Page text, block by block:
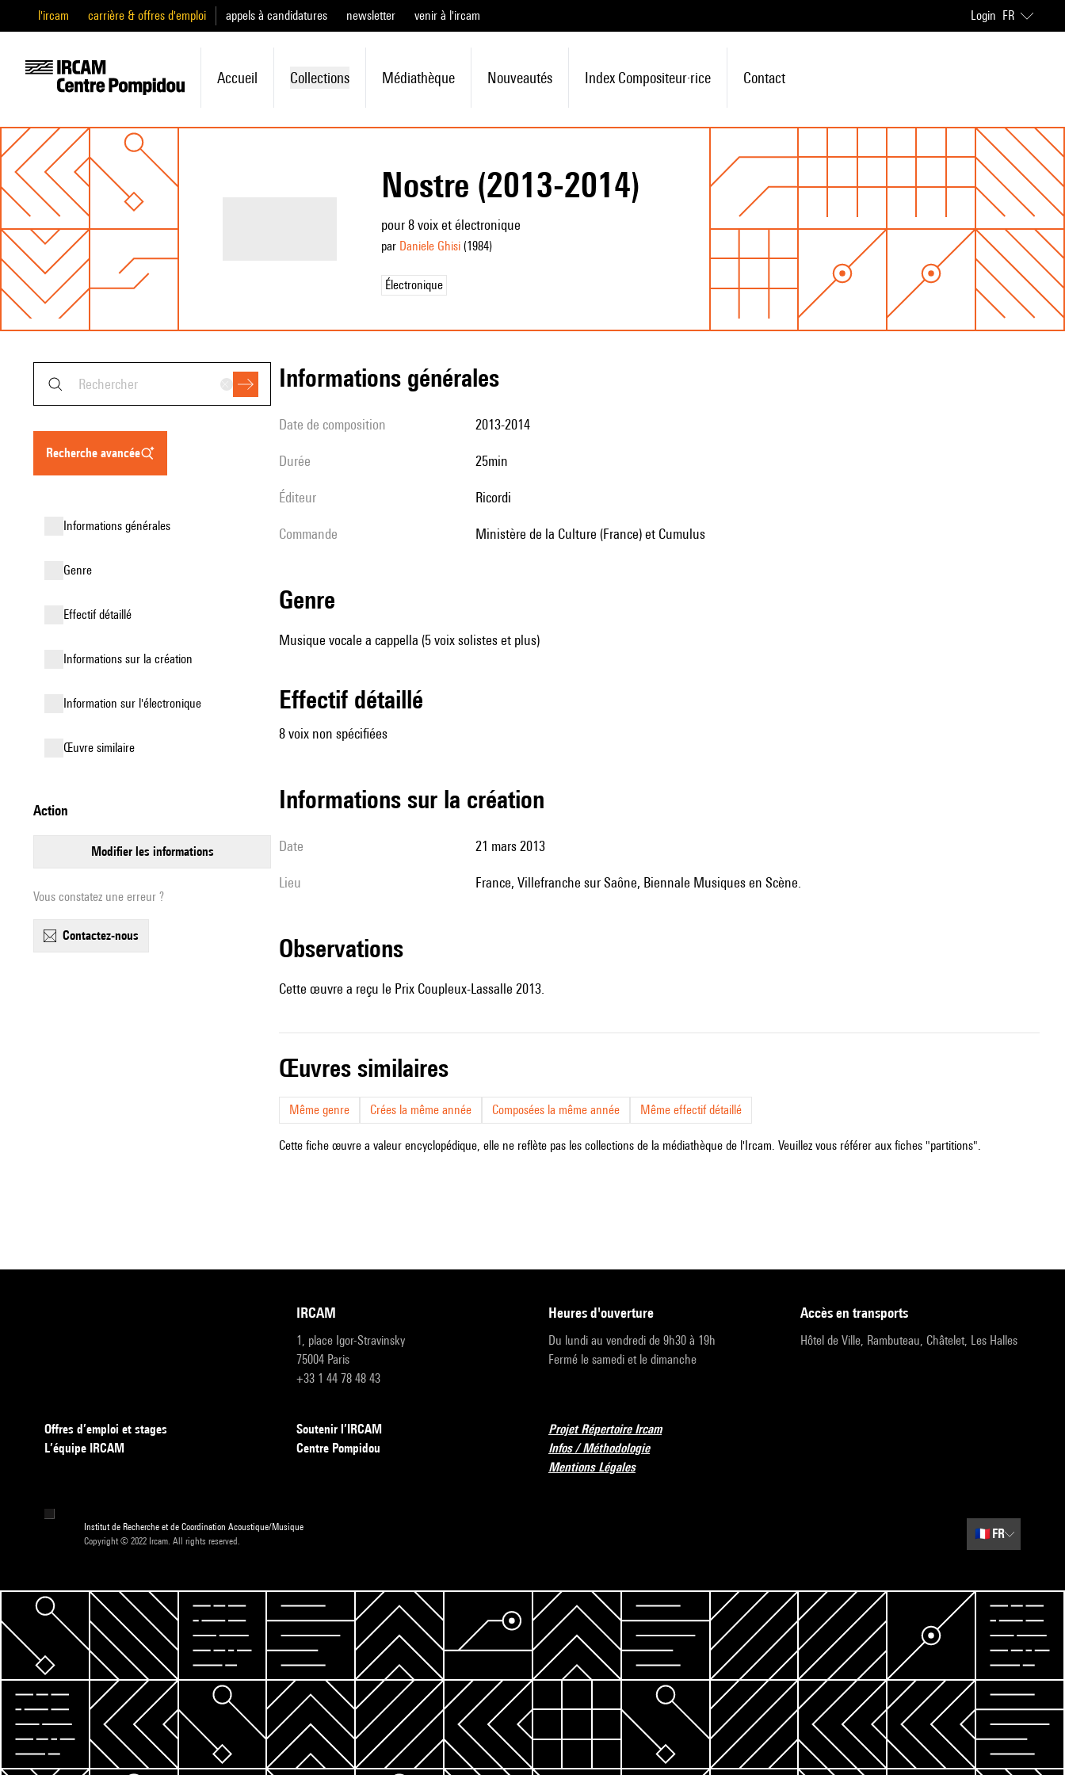
l'ircam carrière & offres d'emploi appels à candidatures newsletter venir à l'ircam Login FR
Accueil Collections Médiathèque Nouveautés Index Compositeur·rice Contact
Nostre (2013-2014)
pour 8 voix et électronique
par Daniele Ghisi(1984)
Électronique
recherche avancée
informations générales
genre
effectif détaillé
informations sur la création
Information sur l'électronique
œuvre similaire
action
modifier les informations
Vous constatez une erreur ?
contactez-nous
informations générales
date de composition 2013-2014
durée 25min
éditeur Ricordi
Commande Ministère de la Culture (France) et Cumulus
genre
Musique vocale a cappella (5 voix solistes et plus)
effectif détaillé
8 voix non spécifiées
informations sur la création
date 21 mars 2013
lieu France, Villefranche sur Saône, Biennale Musiques en Scène.
observations
Cette œuvre a reçu le Prix Coupleux-Lassalle 2013.
œuvres similaires
Même genre Crées la même année Composées la même année Même effectif détaillé
Cette fiche œuvre a valeur encyclopédique, elle ne reflète pas les collections de la médiathèque de l'Ircam. Veuillez vous référer aux fiches "partitions".
IRCAM
1, place Igor-Stravinsky
75004 Paris
+33 1 44 78 48 43
heures d'ouverture
Du lundi au vendredi de 9h30 à 19h
Fermé le samedi et le dimanche
accès en transports
Hôtel de Ville, Rambuteau, Châtelet, Les Halles
Offres d’emploi et stages
L’équipe IRCAM
Soutenir l’IRCAM
Centre Pompidou
Projet Répertoire Ircam
Infos / Méthodologie
Mentions Légales
Institut de Recherche et de Coordination Acoustique/Musique
Copyright © 2022 Ircam. All rights reserved.
🇫🇷 FR